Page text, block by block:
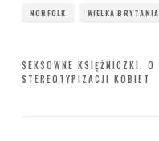
NORFOLK WIELKA BRYTANIA
Nawigacja
SEKSOWNE KSIĘŻNICZKI. O
STEREOTYPIZACJI KOBIET